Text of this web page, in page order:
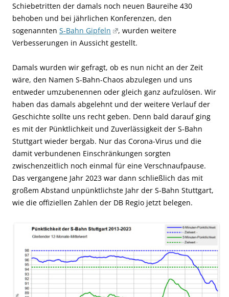
Schiebetritten der damals noch neuen Baureihe 430
behoben und bei jährlichen Konferenzen, den
sogenannten S-Bahn Gipfeln
, wurden weitere
Verbesserungen in Aussicht gestellt.
Damals wurden wir gefragt, ob es nun nicht an der Zeit
wäre, den Namen S-Bahn-Chaos abzulegen und uns
entweder umzubenennen oder gleich ganz aufzulösen. Wir
haben das damals abgelehnt und der weitere Verlauf der
Geschichte sollte uns recht geben. Denn bald darauf ging
es mit der Pünktlichkeit und Zuverlässigkeit der S-Bahn
Stuttgart wieder bergab. Nur das Corona-Virus und die
damit verbundenen Einschränkungen sorgten
zwischenzeitlich noch einmal für eine Verschnaufpause.
Das vergangene Jahr 2023 war dann schließlich das mit
großem Abstand unpünktlichste Jahr der S-Bahn Stuttgart,
wie die offiziellen Zahlen der DB Regio jetzt belegen.